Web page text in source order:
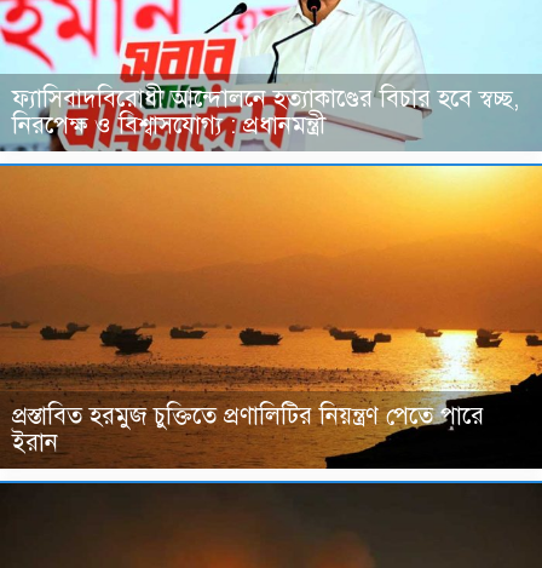
ফ্যাসিবাদবিরোধী আন্দোলনে হত্যাকাণ্ডের বিচার হবে স্বচ্ছ,
নিরপেক্ষ ও বিশ্বাসযোগ্য : প্রধানমন্ত্রী
প্রস্তাবিত হরমুজ চুক্তিতে প্রণালিটির নিয়ন্ত্রণ পেতে পারে
ইরান